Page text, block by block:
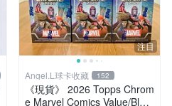
注目
Angel.L球卡收藏 152
《現貨》 2026 Topps Chrom
e Marvel Comics Value/Blast